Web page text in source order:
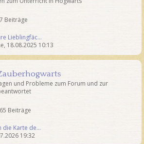
Beiträge
Lieblingfäc…
, 18.08.2025 10:13
und Probleme zum Forum und zur
Beiträge
die Karte de…
19:32